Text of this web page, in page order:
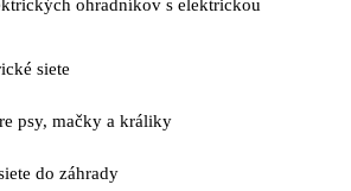
ohradníkov s elektrickou
siete
psy, mačky a králiky
do záhrady